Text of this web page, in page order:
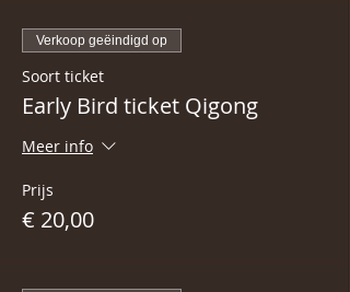
Verkoop geëindigd op
Soort ticket
Early Bird ticket Qigong
Meer info
Prijs
€ 20,00